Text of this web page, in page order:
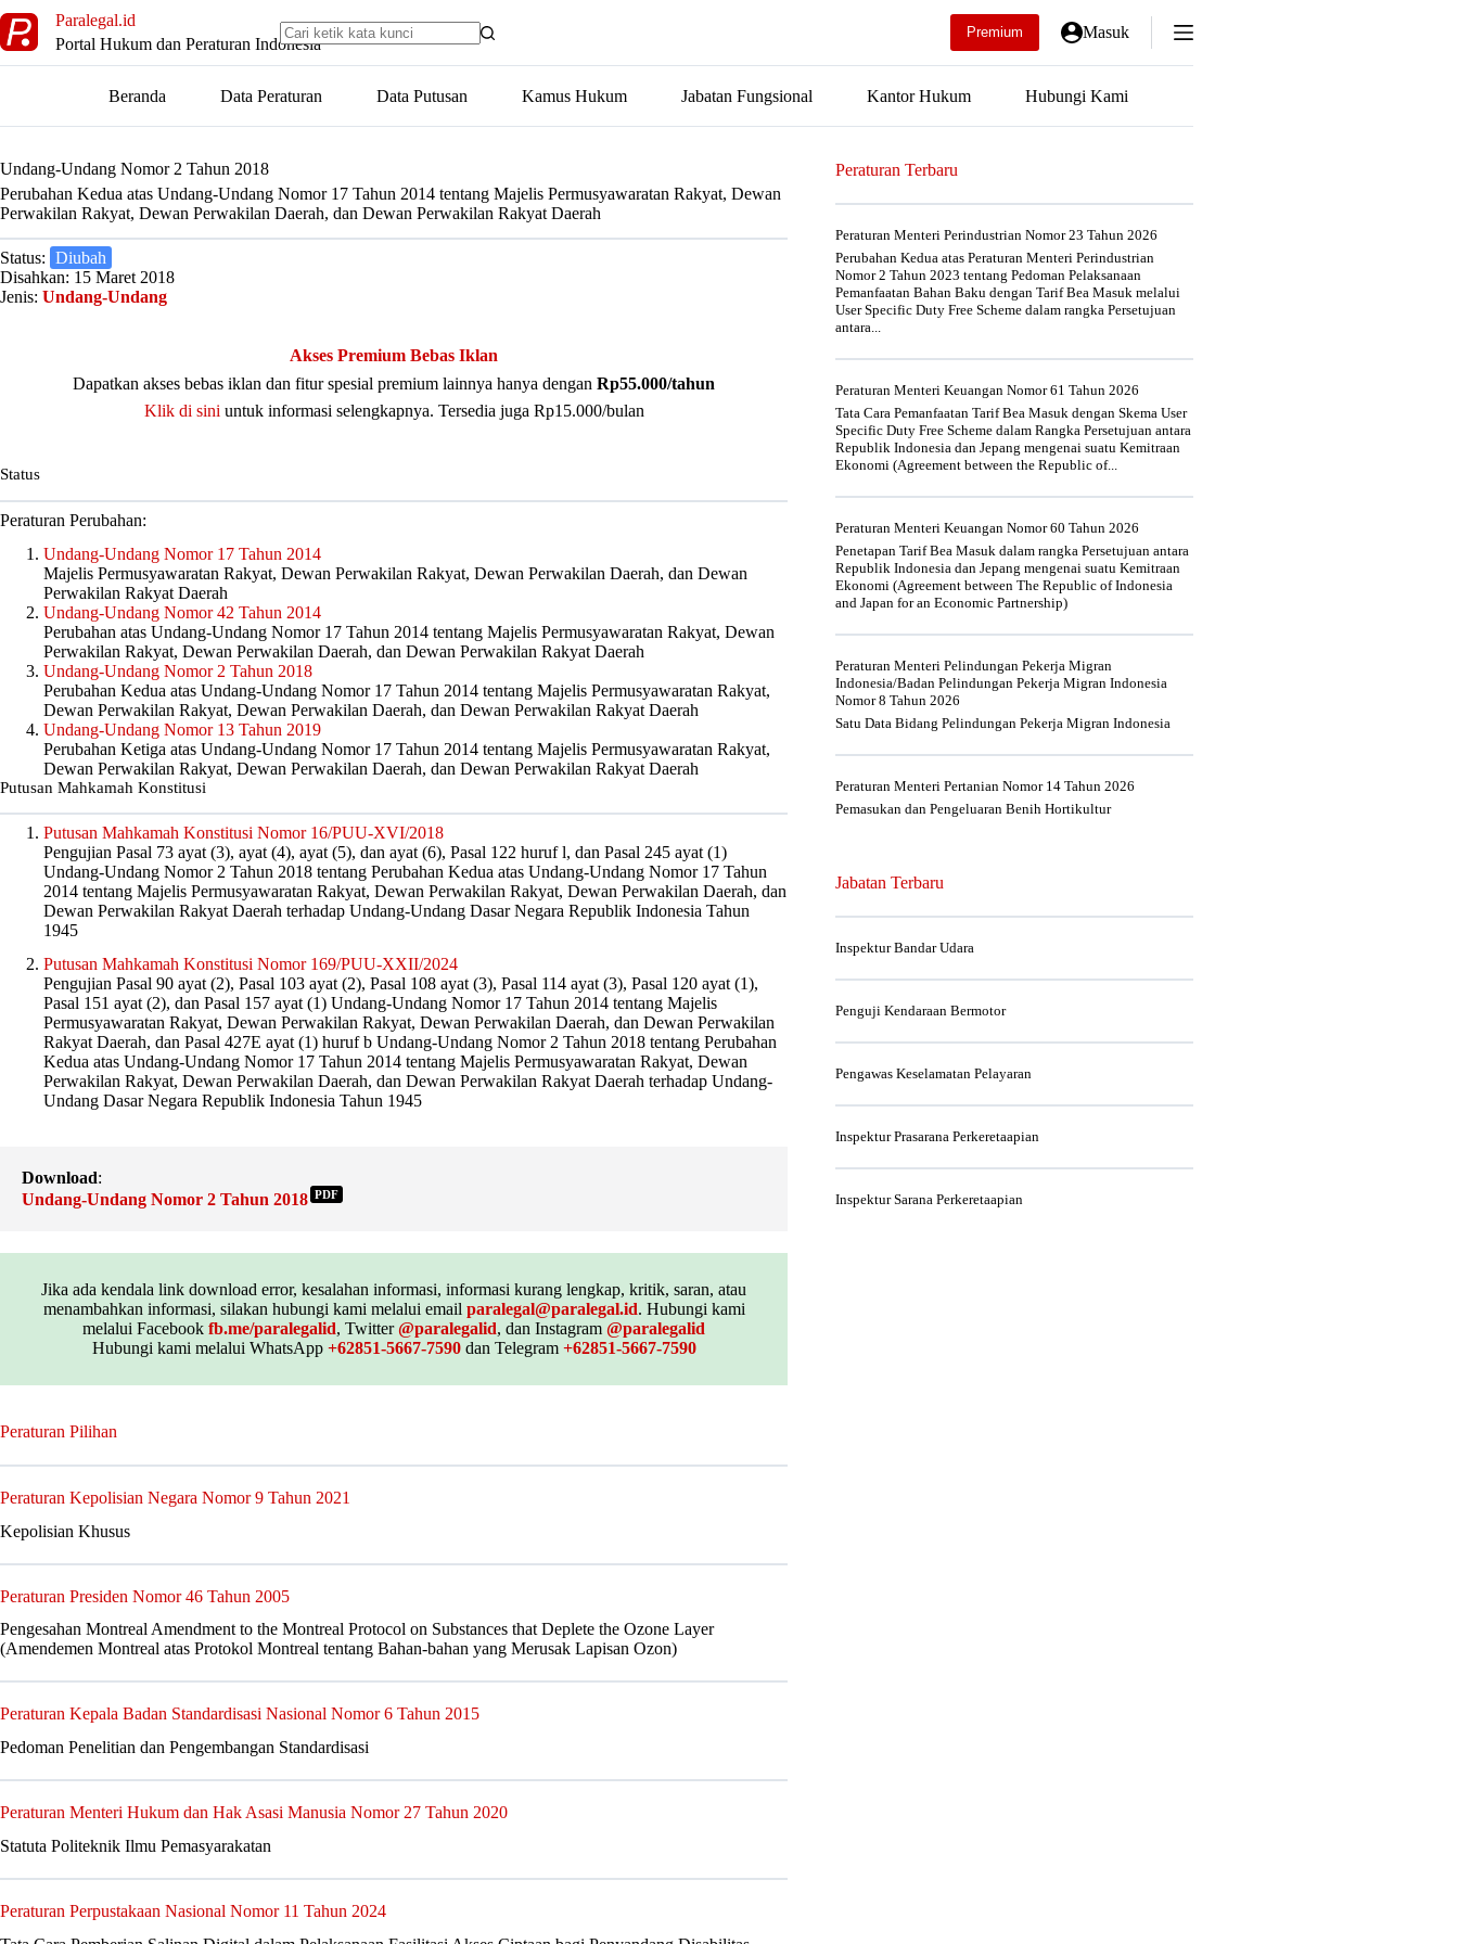
to
content
Paralegal.id
Portal Hukum dan Peraturan Indonesia
Premium Masuk
Beranda Data Peraturan Data Putusan Kamus Hukum Jabatan Fungsional Kantor Hukum Hubungi Kami
Undang-Undang Nomor 2 Tahun 2018
Perubahan Kedua atas Undang-Undang Nomor 17 Tahun 2014 tentang Majelis Permusyawaratan Rakyat, Dewan
Perwakilan Rakyat, Dewan Perwakilan Daerah, dan Dewan Perwakilan Rakyat Daerah
Status: Diubah
Disahkan: 15 Maret 2018
Jenis: Undang-Undang
Akses Premium Bebas Iklan
Dapatkan akses bebas iklan dan fitur spesial premium lainnya hanya dengan Rp55.000/tahun
Klik di sini untuk informasi selengkapnya. Tersedia juga Rp15.000/bulan
Status
Peraturan Perubahan:
Undang-Undang Nomor 17 Tahun 2014
Majelis Permusyawaratan Rakyat, Dewan Perwakilan Rakyat, Dewan Perwakilan Daerah, dan Dewan
Perwakilan Rakyat Daerah
Undang-Undang Nomor 42 Tahun 2014
Perubahan atas Undang-Undang Nomor 17 Tahun 2014 tentang Majelis Permusyawaratan Rakyat, Dewan
Perwakilan Rakyat, Dewan Perwakilan Daerah, dan Dewan Perwakilan Rakyat Daerah
Undang-Undang Nomor 2 Tahun 2018
Perubahan Kedua atas Undang-Undang Nomor 17 Tahun 2014 tentang Majelis Permusyawaratan Rakyat,
Dewan Perwakilan Rakyat, Dewan Perwakilan Daerah, dan Dewan Perwakilan Rakyat Daerah
Undang-Undang Nomor 13 Tahun 2019
Perubahan Ketiga atas Undang-Undang Nomor 17 Tahun 2014 tentang Majelis Permusyawaratan Rakyat,
Dewan Perwakilan Rakyat, Dewan Perwakilan Daerah, dan Dewan Perwakilan Rakyat Daerah
Putusan Mahkamah Konstitusi
Putusan Mahkamah Konstitusi Nomor 16/PUU-XVI/2018
Pengujian Pasal 73 ayat (3), ayat (4), ayat (5), dan ayat (6), Pasal 122 huruf l, dan Pasal 245 ayat (1)
Undang-Undang Nomor 2 Tahun 2018 tentang Perubahan Kedua atas Undang-Undang Nomor 17 Tahun
2014 tentang Majelis Permusyawaratan Rakyat, Dewan Perwakilan Rakyat, Dewan Perwakilan Daerah, dan
Dewan Perwakilan Rakyat Daerah terhadap Undang-Undang Dasar Negara Republik Indonesia Tahun
1945
Putusan Mahkamah Konstitusi Nomor 169/PUU-XXII/2024
Pengujian Pasal 90 ayat (2), Pasal 103 ayat (2), Pasal 108 ayat (3), Pasal 114 ayat (3), Pasal 120 ayat (1),
Pasal 151 ayat (2), dan Pasal 157 ayat (1) Undang-Undang Nomor 17 Tahun 2014 tentang Majelis
Permusyawaratan Rakyat, Dewan Perwakilan Rakyat, Dewan Perwakilan Daerah, dan Dewan Perwakilan
Rakyat Daerah, dan Pasal 427E ayat (1) huruf b Undang-Undang Nomor 2 Tahun 2018 tentang Perubahan
Kedua atas Undang-Undang Nomor 17 Tahun 2014 tentang Majelis Permusyawaratan Rakyat, Dewan
Perwakilan Rakyat, Dewan Perwakilan Daerah, dan Dewan Perwakilan Rakyat Daerah terhadap Undang-
Undang Dasar Negara Republik Indonesia Tahun 1945
Download:
Undang-Undang Nomor 2 Tahun 2018 PDF
Jika ada kendala link download error, kesalahan informasi, informasi kurang lengkap, kritik, saran, atau
menambahkan informasi, silakan hubungi kami melalui email paralegal@paralegal.id. Hubungi kami
melalui Facebook fb.me/paralegalid, Twitter@paralegalid, dan Instagram @paralegalid
Hubungi kami melalui WhatsApp +62851-5667-7590dan Telegram +62851-5667-7590
Peraturan Pilihan
Peraturan Kepolisian Negara Nomor 9 Tahun 2021
Kepolisian Khusus
Peraturan Presiden Nomor 46 Tahun 2005
Pengesahan Montreal Amendment to the Montreal Protocol on Substances that Deplete the Ozone Layer
(Amendemen Montreal atas Protokol Montreal tentang Bahan-bahan yang Merusak Lapisan Ozon)
Peraturan Kepala Badan Standardisasi Nasional Nomor 6 Tahun 2015
Pedoman Penelitian dan Pengembangan Standardisasi
Peraturan Menteri Hukum dan Hak Asasi Manusia Nomor 27 Tahun 2020
Statuta Politeknik Ilmu Pemasyarakatan
Peraturan Perpustakaan Nasional Nomor 11 Tahun 2024
Peraturan Terbaru
Peraturan Menteri Perindustrian Nomor 23 Tahun 2026
Perubahan Kedua atas Peraturan Menteri Perindustrian
Nomor 2 Tahun 2023 tentang Pedoman Pelaksanaan
Pemanfaatan Bahan Baku dengan Tarif Bea Masuk melalui
User Specific Duty Free Scheme dalam rangka Persetujuan
antara...
Peraturan Menteri Keuangan Nomor 61 Tahun 2026
Tata Cara Pemanfaatan Tarif Bea Masuk dengan Skema User
Specific Duty Free Scheme dalam Rangka Persetujuan antara
Republik Indonesia dan Jepang mengenai suatu Kemitraan
Ekonomi (Agreement between the Republic of...
Peraturan Menteri Keuangan Nomor 60 Tahun 2026
Penetapan Tarif Bea Masuk dalam rangka Persetujuan antara
Republik Indonesia dan Jepang mengenai suatu Kemitraan
Ekonomi (Agreement between The Republic of Indonesia
and Japan for an Economic Partnership)
Peraturan Menteri Pelindungan Pekerja Migran
Indonesia/Badan Pelindungan Pekerja Migran Indonesia
Nomor 8 Tahun 2026
Satu Data Bidang Pelindungan Pekerja Migran Indonesia
Peraturan Menteri Pertanian Nomor 14 Tahun 2026
Pemasukan dan Pengeluaran Benih Hortikultur
Jabatan Terbaru
Inspektur Bandar Udara
Penguji Kendaraan Bermotor
Pengawas Keselamatan Pelayaran
Inspektur Prasarana Perkeretaapian
Inspektur Sarana Perkeretaapian